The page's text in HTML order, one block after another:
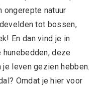
ongerepte natuur
tot bossen,
En dan vind je in
deze
leven gezien hebben.
Omdat je hier voor